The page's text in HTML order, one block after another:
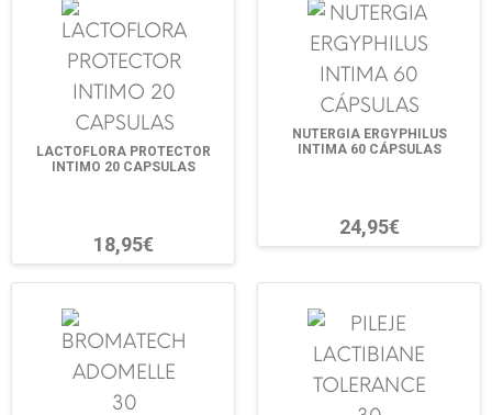
LACTOFLORA PROTECTOR
INTIMO 20 CAPSULAS
18,95€
NUTERGIA ERGYPHILUS
INTIMA 60 CÁPSULAS
24,95€